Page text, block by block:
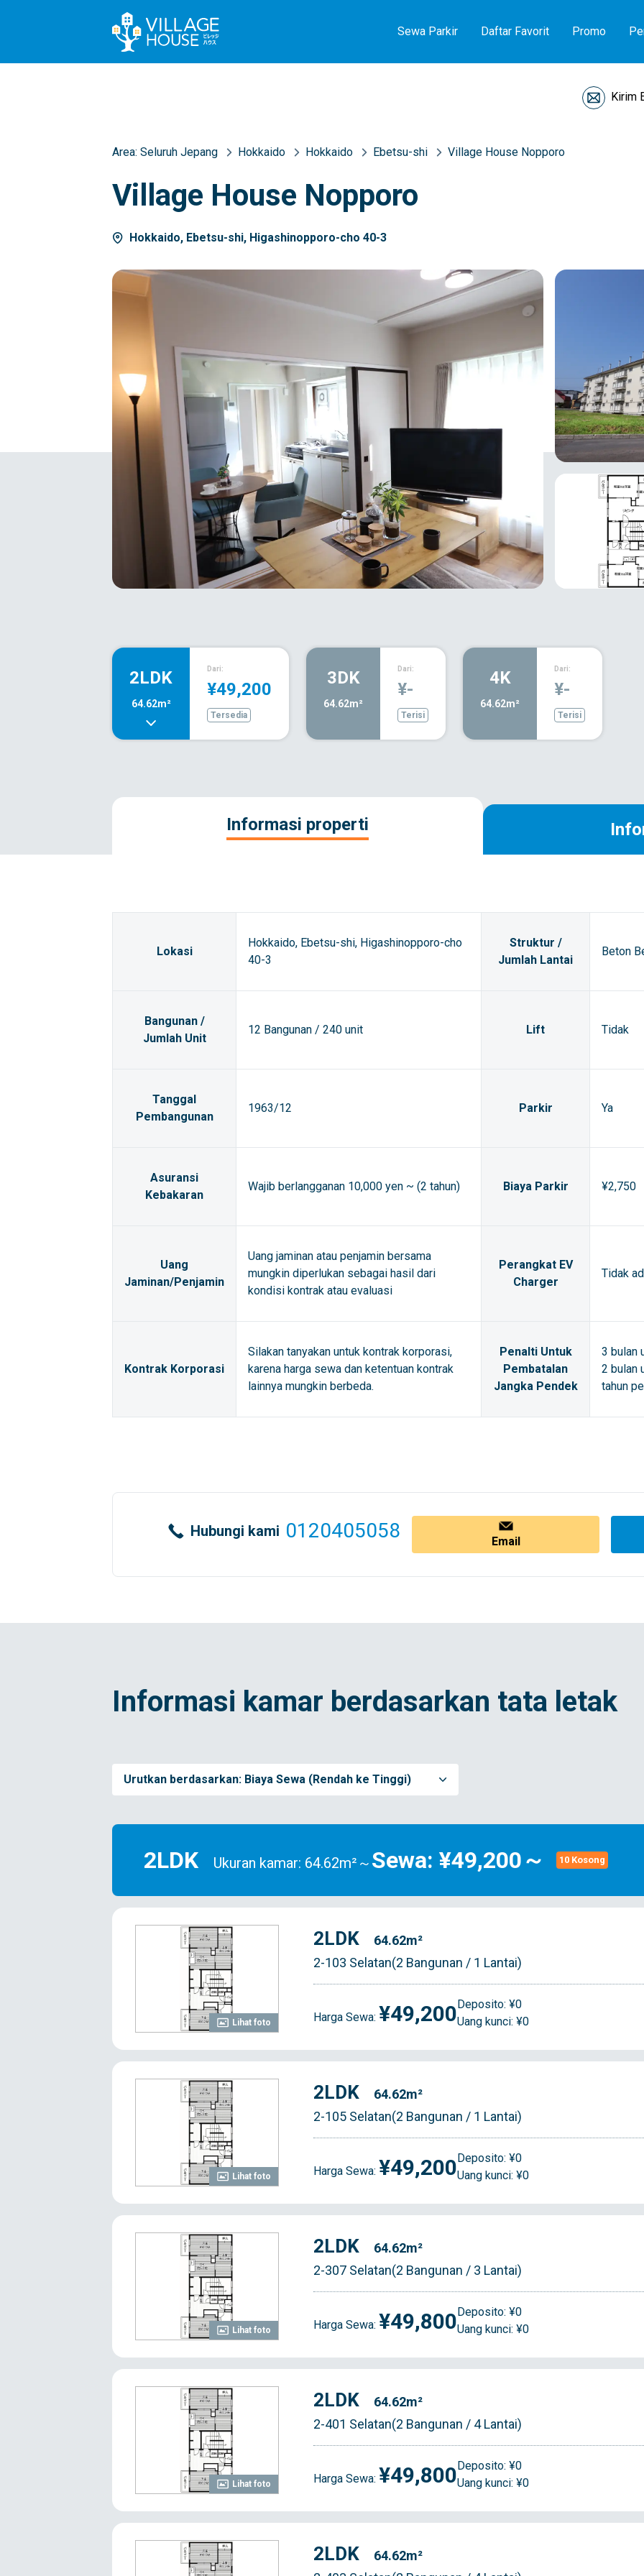
Sewa Parkir Daftar Favorit Promo
Kirim
Area: Seluruh Jepang Hokkaido Hokkaido Ebetsu-shi Village House Nopporo
Village House Nopporo
Hokkaido, Ebetsu-shi, Higashinopporo-cho 40-3
2LDK
64.62m²
Dari:
¥49,200
Tersedia
3DK
64.62m²
Dari:
¥-
Terisi
4K
64.62m²
Dari:
¥-
Terisi
Informasi properti
Lokasi
Hokkaido, Ebetsu-shi, Higashinopporo-cho
40-3
Struktur /
Jumlah Lantai
Beton
Bangunan /
Jumlah Unit
12 Bangunan / 240 unit Lift Tidak
Tanggal
Pembangunan
1963/12 Parkir Ya
Asuransi
Kebakaran
Wajib berlangganan 10,000 yen ~ (2 tahun) Biaya Parkir ¥2,750
Uang
Jaminan/Penjamin
Uang jaminan atau penjamin bersama
mungkin diperlukan sebagai hasil dari
kondisi kontrak atau evaluasi
Perangkat EV
Charger
Tidak
Kontrak Korporasi
Silakan tanyakan untuk kontrak korporasi,
karena harga sewa dan ketentuan kontrak
lainnya mungkin berbeda.
Penalti Untuk
Pembatalan
Jangka Pendek
3 bulan
2 bulan
tahun
Hubungi kami 0120405058 Email
Informasi kamar berdasarkan tata letak
Urutkan berdasarkan: Biaya Sewa (Rendah ke Tinggi)
2LDK Ukuran kamar: 64.62m²～ Sewa: ¥49,200～ 10 Kosong
Lihat foto
2LDK
64.62m²
2-103 Selatan(2 Bangunan / 1 Lantai)
Harga Sewa: ¥49,200Deposito: ¥0
Uang kunci: ¥0
Lihat foto
2LDK
64.62m²
2-105 Selatan(2 Bangunan / 1 Lantai)
Harga Sewa: ¥49,200Deposito: ¥0
Uang kunci: ¥0
Lihat foto
2LDK
64.62m²
2-307 Selatan(2 Bangunan / 3 Lantai)
Harga Sewa: ¥49,800Deposito: ¥0
Uang kunci: ¥0
Lihat foto
2LDK
64.62m²
2-401 Selatan(2 Bangunan / 4 Lantai)
Harga Sewa: ¥49,800Deposito: ¥0
Uang kunci: ¥0
2LDK
64.62m²